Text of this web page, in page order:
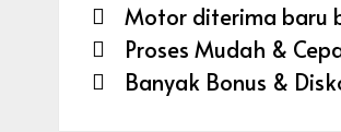
Motor diterima baru
Proses Mudah &
Banyak Bonus &